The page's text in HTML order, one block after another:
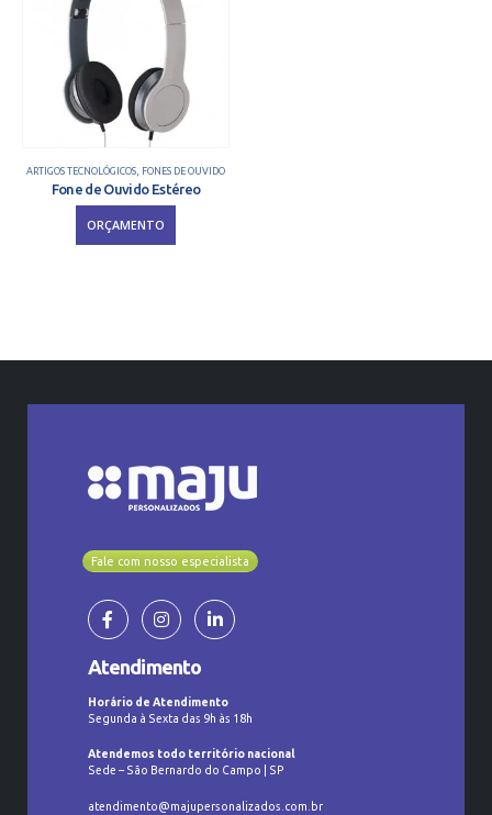
ARTIGOS TECNOLÓGICOS, FONES DE OUVIDO
Fone de Ouvido Estéreo
ORÇAMENTO
Fale com nosso especialista
Atendimento
Horário de Atendimento
Segunda à Sexta das 9h às 18h
Atendemos todo território nacional
Sede – São Bernardo do Campo | SP
atendimento@majupersonalizados.com.br